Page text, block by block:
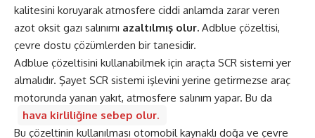
kalitesini koruyarak atmosfere ciddi anlamda zarar veren
azot oksit gazı salınımı azaltılmış olur. Adblue çözeltisi,
çevre dostu çözümlerden bir tanesidir.
Adblue çözeltisini kullanabilmek için araçta SCR sistemi yer
almalıdır. Şayet SCR sistemi işlevini yerine getirmezse araç
motorunda yanan yakıt, atmosfere salınım yapar. Bu da
hava kirliliğine sebep olur.
Bu çözeltinin kullanılması otomobil kaynaklı doğa ve çevre